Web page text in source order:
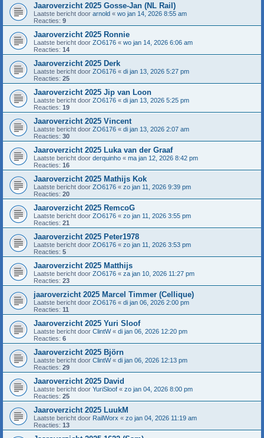
Jaaroverzicht 2025 Gosse-Jan (NL Rail)
Laatste bericht door arnold « wo jan 14, 2026 8:55 am
Reacties: 9
Jaaroverzicht 2025 Ronnie
Laatste bericht door ZO6176 « wo jan 14, 2026 6:06 am
Reacties: 14
Jaaroverzicht 2025 Derk
Laatste bericht door ZO6176 « di jan 13, 2026 5:27 pm
Reacties: 25
Jaaroverzicht 2025 Jip van Loon
Laatste bericht door ZO6176 « di jan 13, 2026 5:25 pm
Reacties: 19
Jaaroverzicht 2025 Vincent
Laatste bericht door ZO6176 « di jan 13, 2026 2:07 am
Reacties: 30
Jaaroverzicht 2025 Luka van der Graaf
Laatste bericht door derquinho « ma jan 12, 2026 8:42 pm
Reacties: 16
Jaaroverzicht 2025 Mathijs Kok
Laatste bericht door ZO6176 « zo jan 11, 2026 9:39 pm
Reacties: 20
Jaaroverzicht 2025 RemcoG
Laatste bericht door ZO6176 « zo jan 11, 2026 3:55 pm
Reacties: 21
Jaaroverzicht 2025 Peter1978
Laatste bericht door ZO6176 « zo jan 11, 2026 3:53 pm
Reacties: 5
Jaaroverzicht 2025 Matthijs
Laatste bericht door ZO6176 « za jan 10, 2026 11:27 pm
Reacties: 23
jaaroverzicht 2025 Marcel Timmer (Cellique)
Laatste bericht door ZO6176 « di jan 06, 2026 2:00 pm
Reacties: 11
Jaaroverzicht 2025 Yuri Sloof
Laatste bericht door ClintW« di jan 06, 2026 12:20 pm
Reacties: 6
Jaaroverzicht 2025 Björn
Laatste bericht door ClintW« di jan 06, 2026 12:13 pm
Reacties: 29
Jaaroverzicht 2025 David
Laatste bericht door YuriSloof « zo jan 04, 2026 8:00 pm
Reacties: 25
Jaaroverzicht 2025 LuukM
Laatste bericht door RailWorx « zo jan 04, 2026 11:19 am
Reacties: 13